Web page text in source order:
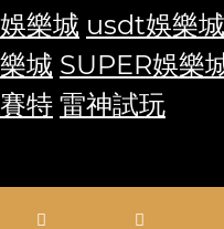
娛樂城 usdt娛樂城
樂城 SUPER娛樂
賽特 雷神試玩